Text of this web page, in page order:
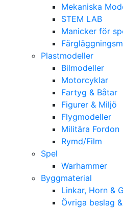
Mekaniska
STEM LAB
Manicker för
Plastmodeller
Bilmodeller
Motorcyklar
Fartyg & Båtar
Figurer & Miljö
Flygmodeller
Militära Fordon
Rymd/Film
Spel
Warhammer
Byggmaterial
Linkar, Horn &
Övriga beslag